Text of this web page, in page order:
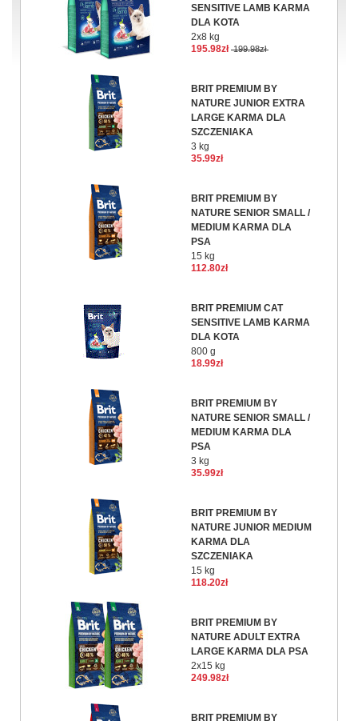
SENSITIVE LAMB KARMA
DLA KOTA
2x8 kg
195.98zł 199.98zł
BRIT PREMIUM BY
NATURE JUNIOR EXTRA
LARGE KARMA DLA
SZCZENIAKA
3 kg
35.99zł
BRIT PREMIUM BY
NATURE SENIOR SMALL /
MEDIUM KARMA DLA
PSA
15 kg
112.80zł
BRIT PREMIUM CAT
SENSITIVE LAMB KARMA
DLA KOTA
800 g
18.99zł
BRIT PREMIUM BY
NATURE SENIOR SMALL /
MEDIUM KARMA DLA
PSA
3 kg
35.99zł
BRIT PREMIUM BY
NATURE JUNIOR MEDIUM
KARMA DLA
SZCZENIAKA
15 kg
118.20zł
BRIT PREMIUM BY
NATURE ADULT EXTRA
LARGE KARMA DLA PSA
2x15 kg
249.98zł
BRIT PREMIUM BY